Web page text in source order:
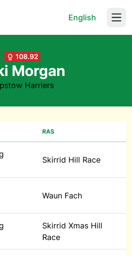
English
108.92
Morgan
Harriers
RAS
Skirrid Hill Race
Waun Fach
Skirrid Xmas Hill
Race